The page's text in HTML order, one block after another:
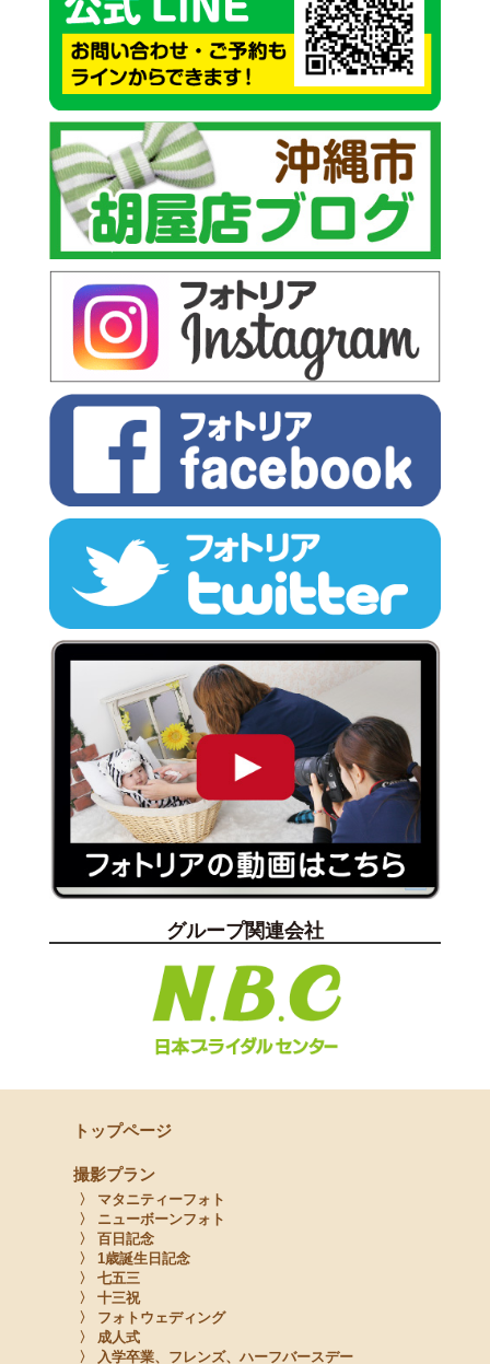
グループ関連会社
トップページ
撮影プラン
〉 マタニティーフォト
〉 ニューボーンフォト
〉 百日記念
〉 1歳誕生日記念
〉 七五三
〉 十三祝
〉 フォトウェディング
〉 成人式
〉 入学卒業、フレンズ、ハーフバースデー